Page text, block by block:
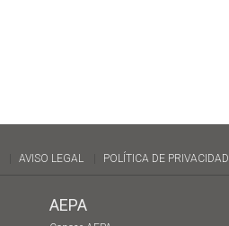
AVISO LEGAL POLÍTICA DE PRIVACIDAD
AEPA